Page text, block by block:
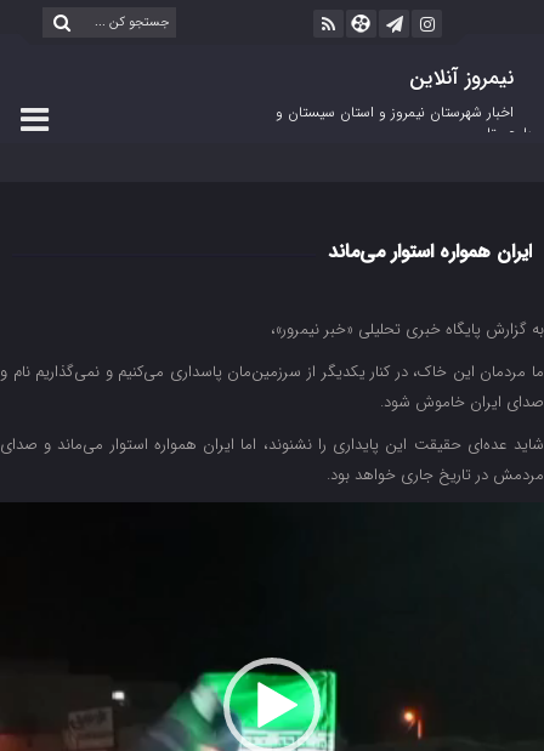
نیمروز آنلاین
اخبار شهرستان نیمروز و استان سیستان و
بلوچستان
ایران همواره استوار می‌ماند
به گزارش پایگاه خبری تحلیلی «خبر نیمرور»،
ما مردمان این خاک، در کنار یکدیگر از سرزمین‌مان پاسداری می‌کنیم و نمی‌گذاریم نام و
صدای ایران خاموش شود.
شاید عده‌ای حقیقت این پایداری را نشنوند، اما ایران همواره استوار می‌ماند و صدای
مردمش در تاریخ جاری خواهد بود.